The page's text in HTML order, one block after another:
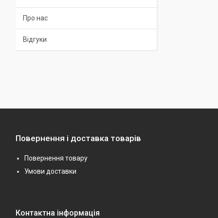
Про нас
Відгуки
Повернення і доставка товарів
Повернення товару
Умови доставки